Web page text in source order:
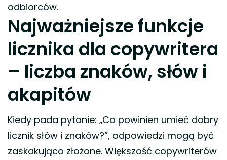
odbiorców.
Najważniejsze funkcje
licznika dla copywritera
– liczba znaków, słów i
akapitów
Kiedy pada pytanie: „Co powinien umieć dobry
licznik słów i znaków?”, odpowiedzi mogą być
zaskakująco złożone. Większość copywriterów